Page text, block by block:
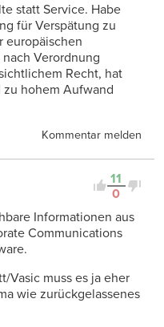
statt Service. Habe
für Verspätung zu
europäischen
Verordnung
Recht, hat
hohem Aufwand
Kommentar melden
11
0
Informationen aus
Communications
Vasic muss es ja eher
wie zurückgelassenes